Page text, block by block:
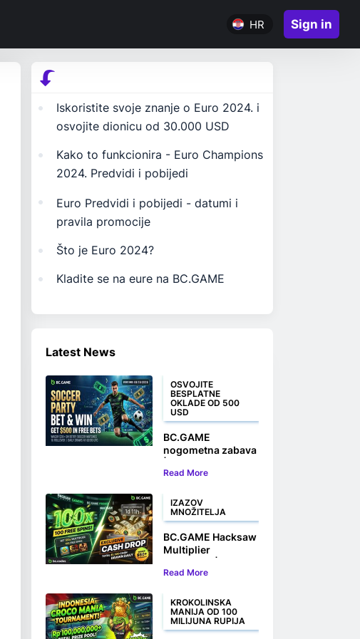
HR Sign in
Iskoristite svoje znanje o Euro 2024. i
osvojite dionicu od 30.000 USD
Kako to funkcionira - Euro Champions
2024. Predvidi i pobijedi
Euro Predvidi i pobijedi - datumi i
pravila promocije
Što je Euro 2024?
Kladite se na eure na BC.GAME
Latest News
OSVOJITE
BESPLATNE
OKLADE OD 500
USD
BC.GAME
nogometna zabava
osvojite do 500
okladama
Read More
IZAZOV
MNOŽITELJA
BC.GAME Hacksaw
Multiplier
Osvojite 100
i novčane nagrade
Read More
KROKOLINSKA
MANIJA OD 100
MILIJUNA RUPIJA